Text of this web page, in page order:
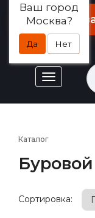
Ваш город
Москва?
Да Нет
Оставить
Каталог
Сортировка: